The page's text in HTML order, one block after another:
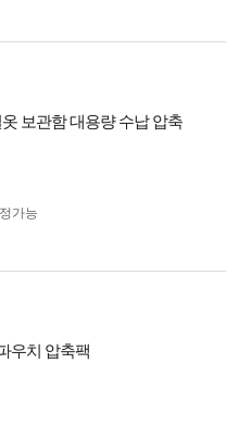
보관함 대용량 수납 압축
가능
우치 압축팩